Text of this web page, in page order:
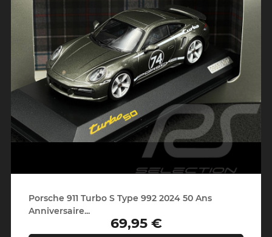
Porsche 911 Turbo S Type 992 2024 50 Ans
Anniversaire...
Prix
69,95 €